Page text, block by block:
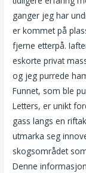
ganger jeg har
er kommet på
fjerne etterpå.
eskorte privat
og jeg purrede
Funnet, som ble
Letters, er unikt
gass langs en
utmarka seg
skogsområdet
Denne